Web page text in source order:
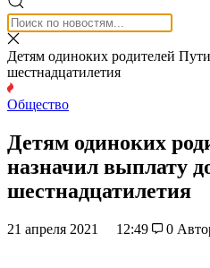
Детям одиноких родителей
шестнадцатилетия
Общество
Детям одиноких
назначил выплату
шестнадцатилетия
21 апреля 2021 12:49 0